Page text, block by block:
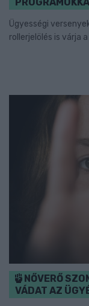
Ügyességi
rollerjelölés is várja
NŐVERŐ
VÁDAT AZ